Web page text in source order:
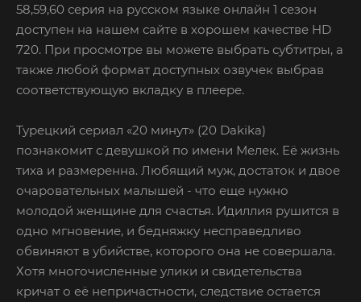
58,59,60 серия на русском языке онлайн 1 сезон
доступен на нашем сайте в хорошем качестве HD
720. При просмотре вы можете выбрать субтитры, а
также любой формат доступных озвучек выбрав
соответствующую вкладку в плеере.
Турецкий сериал «20 минут» (20 Dakika)
познакомит с девушкой по имени Мелек. Её жизнь
тиха и размеренна. Любящий муж, достаток и двое
очаровательных малышей - что еще нужно
молодой женщине для счастья. Идиллия рушится в
одно мгновение, и бедняжку несправедливо
обвиняют в убийстве, которого она не совершала.
Хотя многочисленные улики и свидетельства
кричат о её непричастности, следствие остается